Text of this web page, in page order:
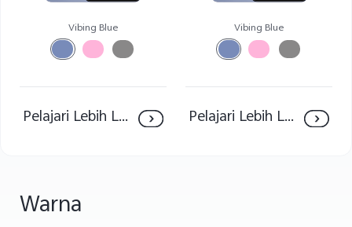
Vibing Blue
Pelajari Lebih Lanjut
Vibing Blue
Pelajari Lebih Lanjut
Warna